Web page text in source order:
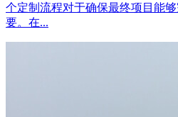
个定制流程对于确保最终项目能
要。在...